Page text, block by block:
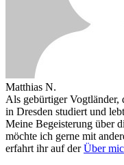
Matthias N.
Als gebürtiger Vogtländer,
in Dresden studiert und
Meine Begeisterung über
möchte ich gerne mit
erfahrt ihr auf derÜber